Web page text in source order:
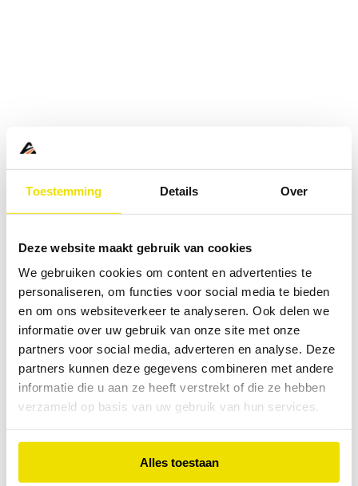
Toestemming Details Over
Deze website maakt gebruik van cookies
We gebruiken cookies om content en advertenties te
personaliseren, om functies voor social media te bieden
en om ons websiteverkeer te analyseren. Ook delen we
informatie over uw gebruik van onze site met onze
partners voor social media, adverteren en analyse. Deze
partners kunnen deze gegevens combineren met andere
informatie die u aan ze heeft verstrekt of die ze hebben
verzameld op basis van uw gebruik van hun services.
Alles toestaan
Application error: a client-side exception has occurred while
loadingwww.abd.nl(see the browser consolefor more
information).